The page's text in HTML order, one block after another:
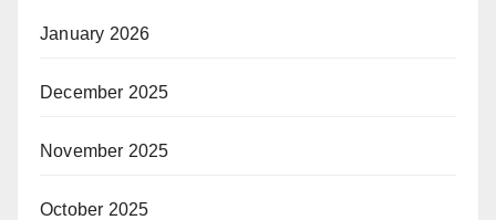
January 2026
December 2025
November 2025
October 2025